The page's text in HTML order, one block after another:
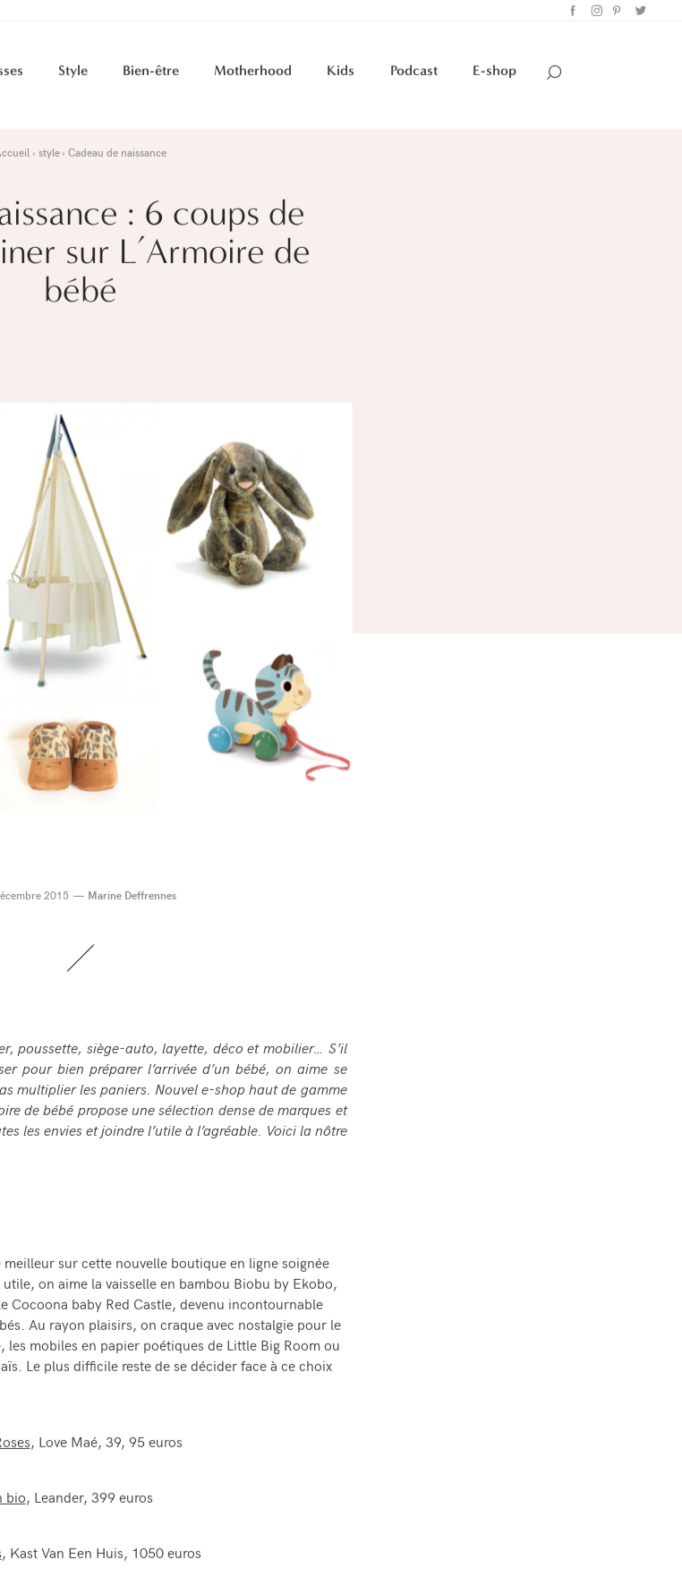
Style Bien-être Motherhood Kids Podcast E-shop
style Cadeau de naissance
: 6 coups de
sur L’Armoire de
bébé
2015 Marine Deffrennes
poussette, siège-auto, layette, déco et mobilier… S’il
pour bien préparer l’arrivée d’un bébé, on aime se
multiplier les paniers. Nouvel e-shop haut de gamme
de bébé propose une sélection dense de marques et
les envies et joindre l’utileàl’agréable. Voici la nôtre
sur cette nouvelle boutique en ligne soignée
on aime la vaisselle en bambou Biobu by Ekobo,
Cocoona baby Red Castle, devenu incontournable
Au rayon plaisirs, on craque avec nostalgie pour le
mobiles en papier poétiques de Little Big Room ou
Le plus difficile reste de se décider face à ce choix
, Love Maé, 39, 95 euros
bio, Leander, 399 euros
, Kast Van Een Huis, 1050 euros